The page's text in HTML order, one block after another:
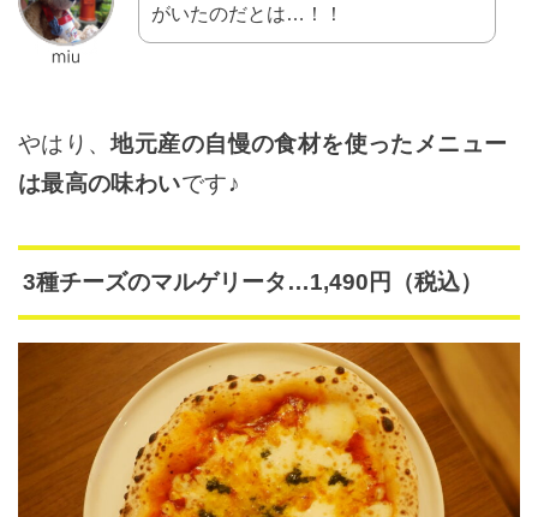
がいたのだとは…！！
やはり、地元産の自慢の食材を使ったメニュー
は最高の味わいです♪
3種チーズのマルゲリータ…1,490円（税込）